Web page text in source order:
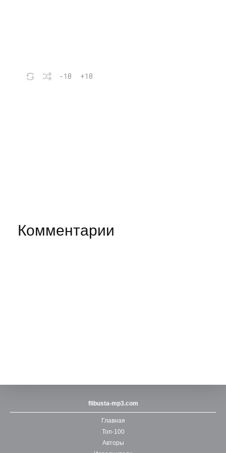
-10 +10
Комментарии
flibusta-mp3.com
Главная
Топ-100
Авторы